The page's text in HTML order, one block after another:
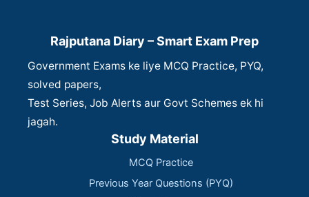
Rajputana Diary – Smart Exam Prep
Government Exams ke liye MCQ Practice, PYQ,
solved papers,
Test Series, Job Alerts aur Govt Schemes ek hi
jagah.
Study Material
MCQ Practice
Previous Year Questions (PYQ)